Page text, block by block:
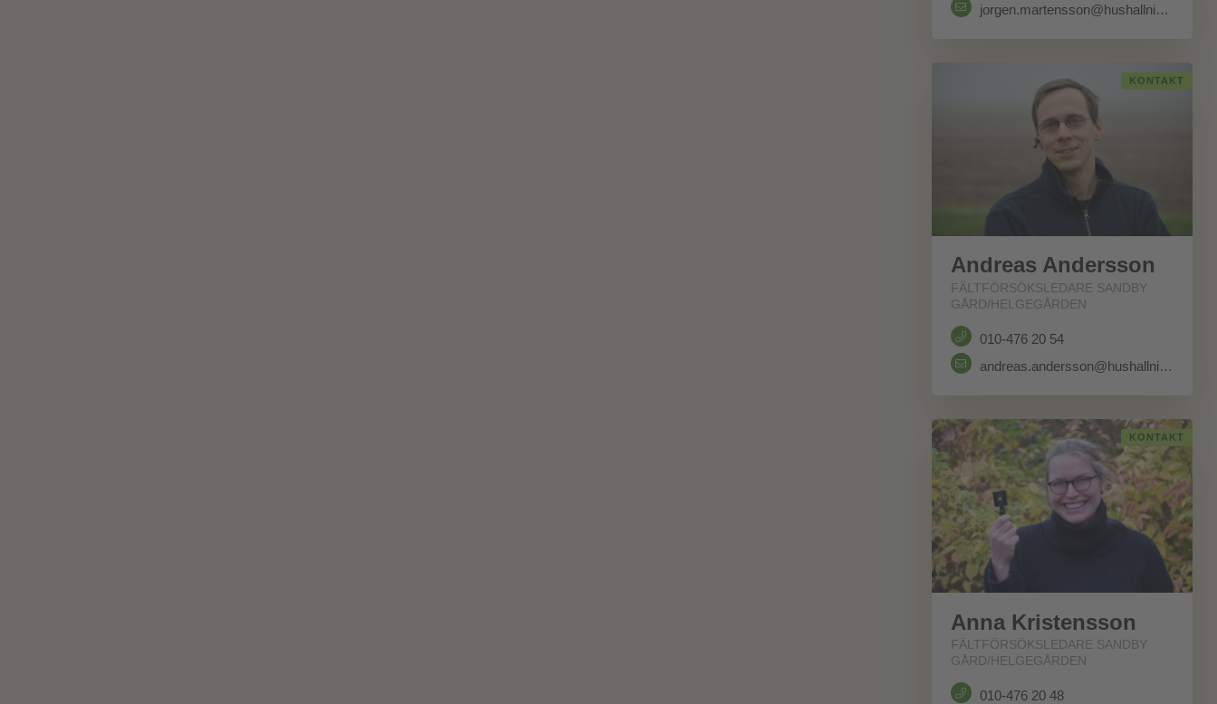
jorgen.martensson@hushallningssallskapet.se
KONTAKT
Andreas Andersson
FÄLTFÖRSÖKSLEDARE SANDBY
GÅRD/HELGEGÅRDEN
010-476 20 54
andreas.andersson@hushallningssallskapet.se
KONTAKT
Anna Kristensson
FÄLTFÖRSÖKSLEDARE SANDBY
GÅRD/HELGEGÅRDEN
010-476 20 48